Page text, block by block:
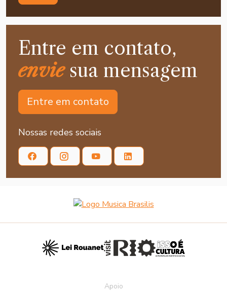
Entre em contato,
enviesua mensagem
Entre em contato
Nossas redes sociais
Apoio